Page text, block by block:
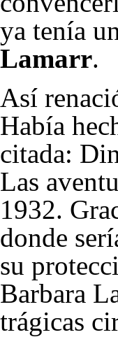
ya tenía
Lamarr.
Así
Había
citada:
Las
1932.
donde
su
Barbara
trágicas